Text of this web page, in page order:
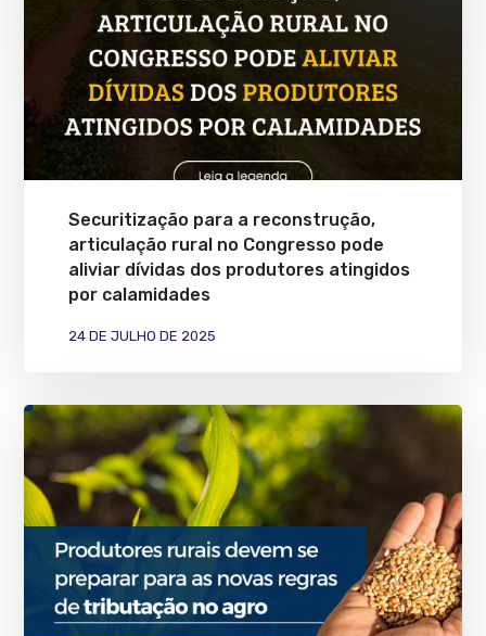
Securitização para a reconstrução,
articulação rural no Congresso pode
aliviar dívidas dos produtores atingidos
por calamidades
24 DE JULHO DE 2025